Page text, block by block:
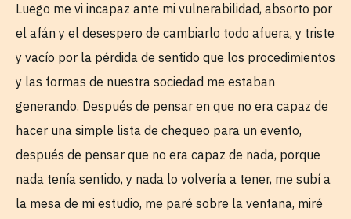
Luego me vi incapaz ante mi vulnerabilidad, absorto por
el afán y el desespero de cambiarlo todo afuera, y triste
y vacío por la pérdida de sentido que los procedimientos
y las formas de nuestra sociedad me estaban
generando. Después de pensar en que no era capaz de
hacer una simple lista de chequeo para un evento,
después de pensar que no era capaz de nada, porque
nada tenía sentido, y nada lo volvería a tener, me subí a
la mesa de mi estudio, me paré sobre la ventana, miré